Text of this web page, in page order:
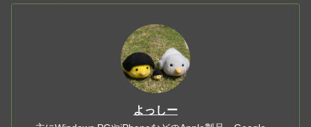
よっしー